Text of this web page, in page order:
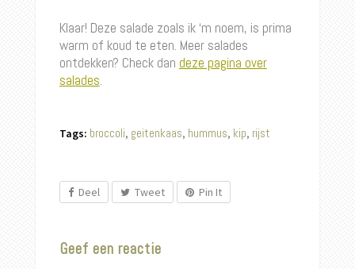
Klaar! Deze salade zoals ik ‘m noem, is prima
warm of koud te eten. Meer salades
ontdekken? Check dan deze pagina over
salades.
Tags: broccoli, geitenkaas, hummus, kip, rijst
Deel Tweet Pin It
Geef een reactie